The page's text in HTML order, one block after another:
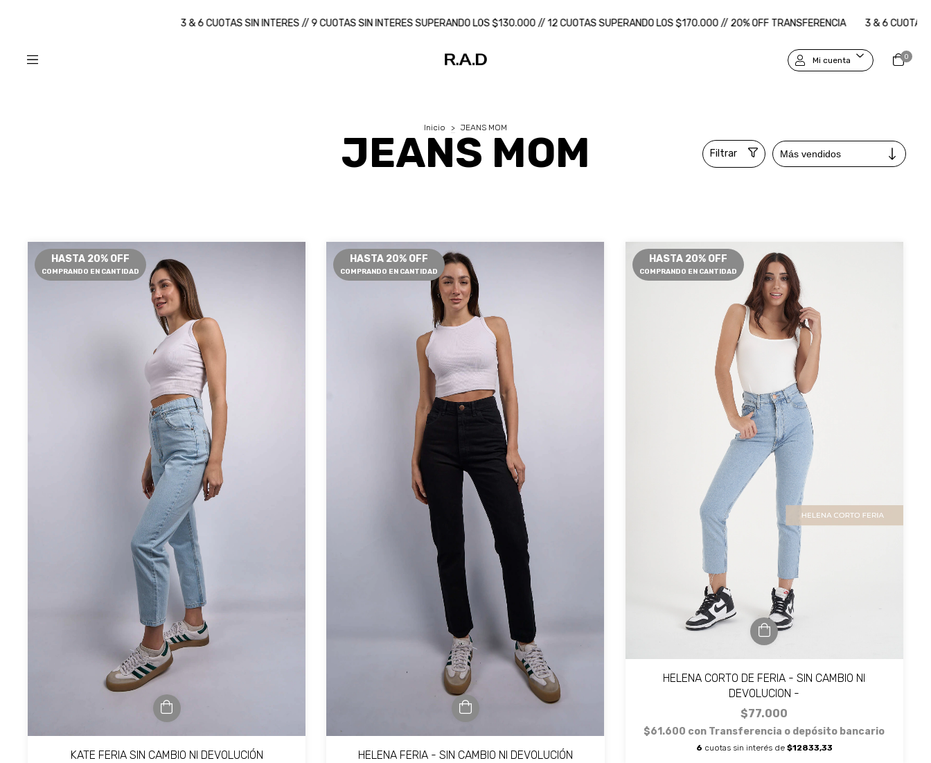
3 & 6 CUOTAS SIN INTERES // 9 CUOTAS SIN INTERES SUPERANDO LOS $130.000 // 12 CUOTAS SUPERANDO LOS $170.000 // 20% OFF TRANSFERENCIA 3 & 6 CUOTAS SIN INTERES
Mi cuenta 0
Inicio > JEANS MOM
JEANS MOM Filtrar
HASTA 20% OFF
COMPRANDO EN CANTIDAD
KATE FERIA SIN CAMBIO NI DEVOLUCIÓN
HASTA 20% OFF
COMPRANDO EN CANTIDAD
HELENA FERIA - SIN CAMBIO NI DEVOLUCIÓN
HASTA 20% OFF
COMPRANDO EN CANTIDAD
HELENA CORTO DE FERIA - SIN CAMBIO NI
DEVOLUCION -
$77.000
$61.600 con Transferencia o depósito bancario
6 cuotas sin interés de $12833,33